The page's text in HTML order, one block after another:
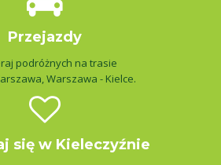
Przejazdy
podróżnych na trasie
Warszawa - Kielce.
się w Kieleczyźnie